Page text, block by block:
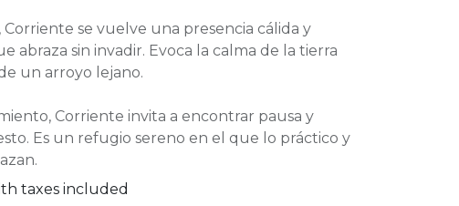
Corriente se vuelve una presencia cálida y
abraza sin invadir. Evoca la calma de la tierra
un arroyo lejano.
Corriente invita a encontrar pausa y
Es un refugio sereno en el que lo práctico y
taxes included